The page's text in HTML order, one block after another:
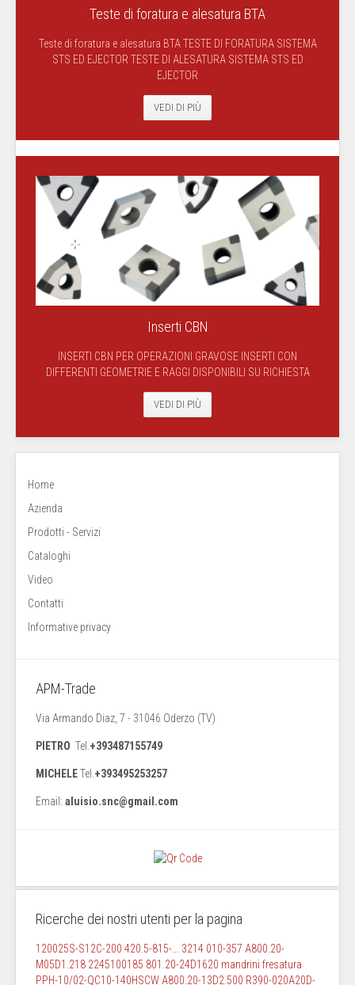
Teste di foratura e alesatura BTA
Teste di foratura e alesatura BTA TESTE DI FORATURA SISTEMA
STS ED EJECTOR TESTE DI ALESATURA SISTEMA STS ED
EJECTOR
VEDI DI PIÙ
Inserti CBN
INSERTI CBN PER OPERAZIONI GRAVOSE INSERTI CON
DIFFERENTI GEOMETRIE E RAGGI DISPONIBILI SU RICHIESTA
VEDI DI PIÙ
Home
Azienda
Prodotti - Servizi
Cataloghi
Video
Contatti
Informative privacy
APM-Trade
Via Armando Diaz, 7 - 31046 Oderzo (TV)
PIETRO Tel. +393487155749
MICHELETel. +393495253257
Email: aluisio.snc@gmail.com
Ricerche dei nostri utenti per la pagina
120025S-S12C-200 420.5-815-... 3214 010-357 A800.20-
M05D1.218 2245100185 801.20-24D1620 mandrini fresatura
PPH-10/02-QC10-140HSCWA800.20-13D2.500 R390-020A20D-